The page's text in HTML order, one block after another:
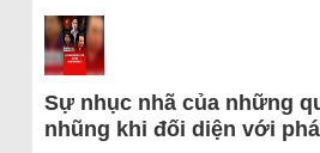
Sự nhục nhã của những
nhũng khi đối diện với